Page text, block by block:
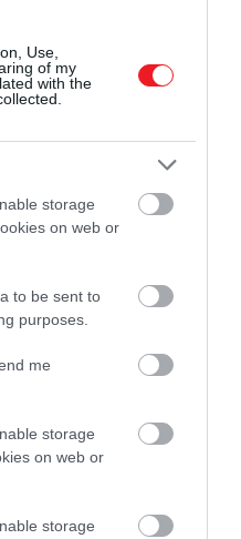
Use,
of my
with the
storage
on web or
to be sent to
purposes.
me
storage
on web or
storage
elegáns cipőt
után, azt is el kell
bújunk. A bőrcipő a
esetében. A cipőnk
semmiképpen se
készülünk. Sokan
cipőket.
egy-egy márka
Hilfiger
rendelkezik, azaz a
az elegáns, a sportos
cipői lehetőséget